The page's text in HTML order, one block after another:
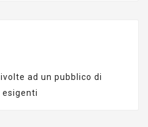
ad un pubblico di